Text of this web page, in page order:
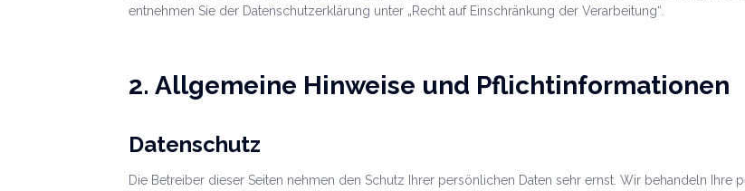
entnehmen Sie der Datenschutzerklärung unter „Recht auf Einschränkung der Verarbeitung“.
2. Allgemeine Hinweise und Pflichtinformationen
Datenschutz
Die Betreiber dieser Seiten nehmen den Schutz Ihrer persönlichen Daten sehr ernst. Wir behandeln